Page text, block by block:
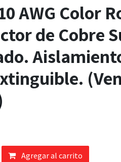
AWG Color
de Cobre
Agregar al carrito